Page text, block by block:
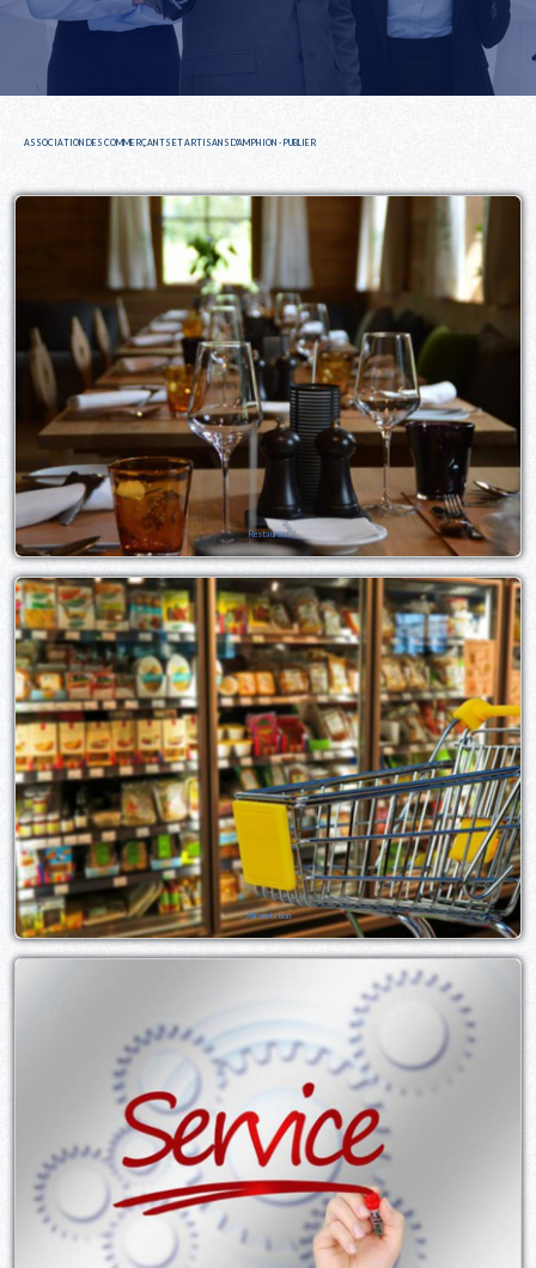
ASSOCIATION DES COMMERÇANTS ET ARTISANS D'AMPHION - PUBLIER
Restaurant
Alimentation